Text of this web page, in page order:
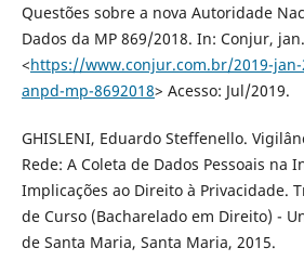
Questões sobre a nova Autoridade
Dados da MP 869/2018. In: Conjur,
<https://www.conjur.com.br/2019-
anpd-mp-8692018> Acesso: Jul/2019.
GHISLENI, Eduardo Steffenello.
Rede: A Coleta de Dados Pessoais na
Implicações ao Direito à Privacidade.
de Curso (Bacharelado em Direito) -
de Santa Maria, Santa Maria, 2015.